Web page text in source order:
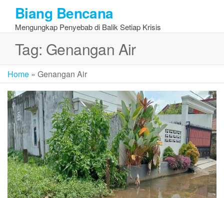
the
content
Biang Bencana
Mengungkap Penyebab di Balik Setiap Krisis
Tag: Genangan Air
Home » Genangan Air